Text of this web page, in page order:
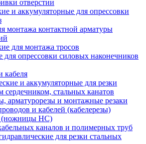
отверстии
и аккумуляторные для опрессовки
монтажа контактной арматуры
для монтажа тросов
для опрессовки силовых наконечников
кабеля
и аккумуляторные для резки
сердечником, стальных канатов
арматурорезы и монтажные резаки
и кабелей (кабелерезы)
(ножницы НС)
каналов и полимерных труб
для резки стальных